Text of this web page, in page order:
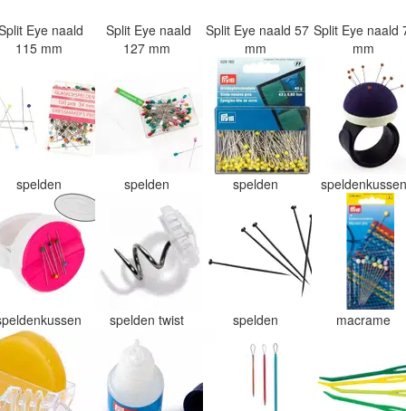
Eye naald
115 mm
Split Eye naald
127 mm
Split Eye naald 57
mm
Split Eye naald
mm
spelden spelden spelden
spelden twist spelden macrame